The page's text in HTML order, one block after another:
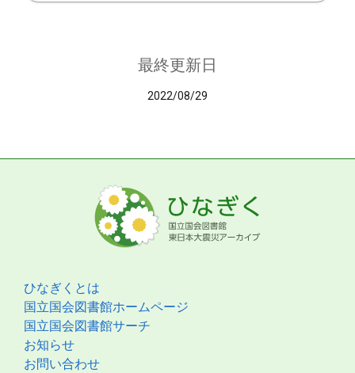
最終更新日
2022/08/29
ひなぎくとは
国立国会図書館ホームページ
国立国会図書館サーチ
お知らせ
お問い合わせ